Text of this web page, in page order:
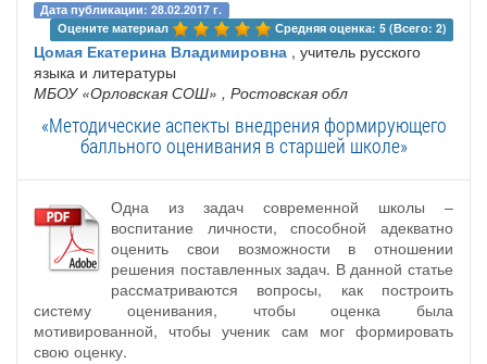
Дата публикации: 28.02.2017 г.
Оцените материал
Средняя оценка: 5 (Всего: 2)
Цомая Екатерина Владимировна , учитель русского
языка и литературы
МБОУ «‎Орловская СОШ» , Ростовская обл
«Методические аспекты внедрения формирующего
балльного оценивания в старшей школе»
Одна из задач современной школы –
воспитание личности, способной адекватно
оценить свои возможности в отношении
решения поставленных задач. В данной статье
рассматриваются вопросы, как построить
систему оценивания, чтобы оценка была
мотивированной, чтобы ученик сам мог формировать
свою оценку.